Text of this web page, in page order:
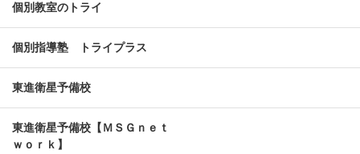
個別教室のトライ
個別指導塾 トライプラス
東進衛星予備校
東進衛星予備校【ＭＳＧｎｅｔ
ｗｏｒｋ】